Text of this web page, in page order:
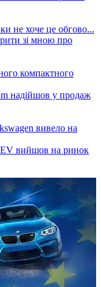
зі мною про
надійшов у продаж
вийшов на ринок